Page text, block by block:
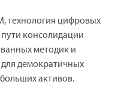
технология цифровых
консолидации
методик и
демократичных
активов.